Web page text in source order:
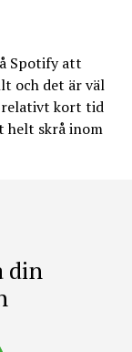
Spotify att
och det är väl
relativt kort tid
skrå inom
din